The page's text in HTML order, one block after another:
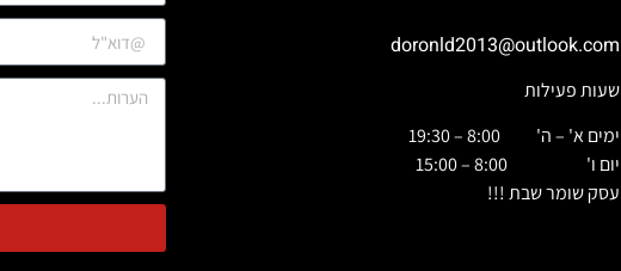
doronld2013@outlook.com
שעות פעילות
ימים א' – ה' 8:00 – 19:30
יום ו' 8:00 – 15:00
עסק שומר שבת !!!